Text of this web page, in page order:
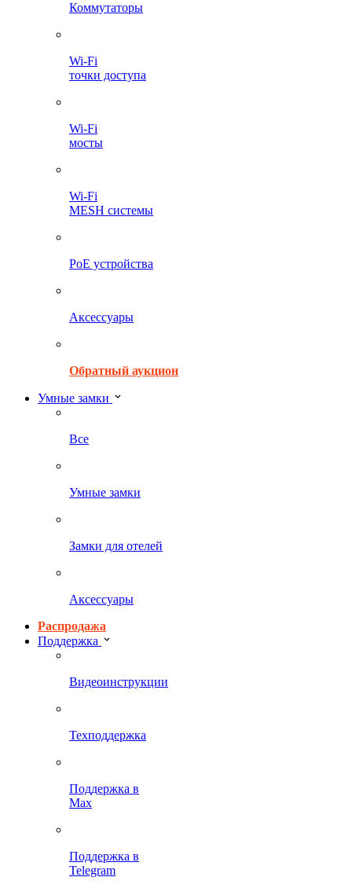
Коммутаторы
Wi-Fi
точки доступа
Wi-Fi
мосты
Wi-Fi
MESH системы
PoE устройства
Аксессуары
Обратный аукцион
Умные замки
Все
Умные замки
Замки для отелей
Аксессуары
Распродажа
Поддержка
Видеоинструкции
Техподдержка
Поддержка в
Max
Поддержка в
Telegram